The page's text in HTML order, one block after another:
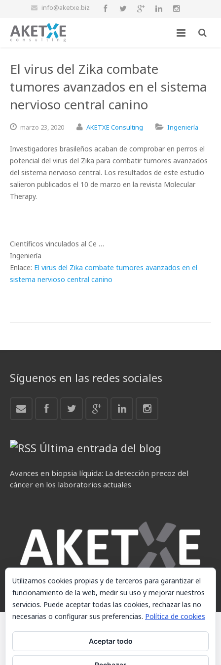
info@aketxe.biz
El virus del Zika combate
tumores avanzados en el sistema
nervioso central canino
marzo 23, 2020 AKETXE Consulting Ingeniería
Investigadores brasileños acaban de comprobar en perros el
potencial del virus del Zika para combatir tumores avanzados
del sistema nervioso central. Los resultados de este estudio
salieron publicados el 10 de marzo en la revista Molecular
Therapy.
Científicos vinculados al Ce …
Ingeniería
Enlace: El virus del Zika combate tumores avanzados en el
sistema nervioso central canino
Síguenos en las redes sociales
Última entrada del blog
Avances en biopsia líquida: La detección precoz del
cáncer en los laboratorios actuales
© AKETXE Consulting, S.L. - Este sitio web utiliza cookies, consulte
nuestra Política de cookies.
Utilizamos cookies propias y de terceros para garantizar el
funcionamiento de la web, medir su uso y mejorar nuestros
servicios. Puede aceptar todas las cookies, rechazar las no
necesarias o configurar sus preferencias. Política de cookies
Aceptar todo